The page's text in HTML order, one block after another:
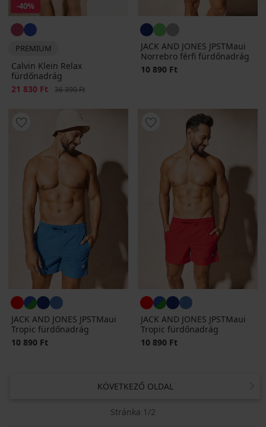
-40%
PREMIUM
Calvin Klein Relax
fürdőnadrág
Kedvezmény
21 830 Ft Eredeti ár
36 390 Ft
JACK AND JONES JPSTMaui
Norrebro férfi fürdőnadrág
10 890 Ft
JACK AND JONES JPSTMaui
Tropic fürdőnadrág
10 890 Ft
JACK AND JONES JPSTMaui
Tropic fürdőnadrág
10 890 Ft
KÖVETKEZŐ OLDAL
Stránka 1/2